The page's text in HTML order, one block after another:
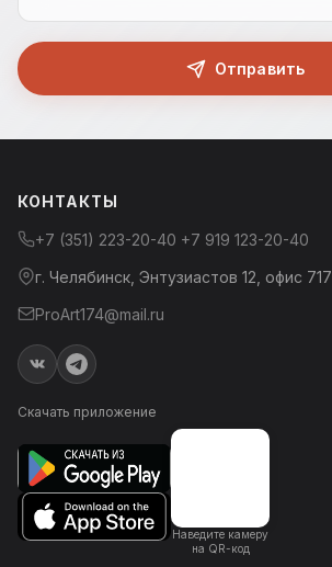
Отправить
КОНТАКТЫ
+7 (351) 223-20-40 +7 919 123-20-40
г. Челябинск, Энтузиастов 12, офис 717
ProArt174@mail.ru
Скачать приложение
Наведите камеру
на QR-код